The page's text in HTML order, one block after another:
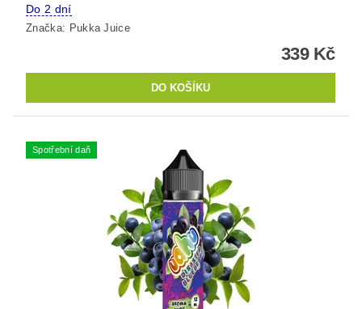
Do 2 dní
Značka: Pukka Juice
339 Kč
Spotřební daň